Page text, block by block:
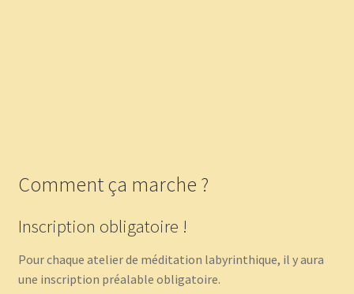
Comment ça marche ?
Inscription obligatoire !
Pour chaque atelier de méditation labyrinthique, il y aura
une inscription préalable obligatoire.